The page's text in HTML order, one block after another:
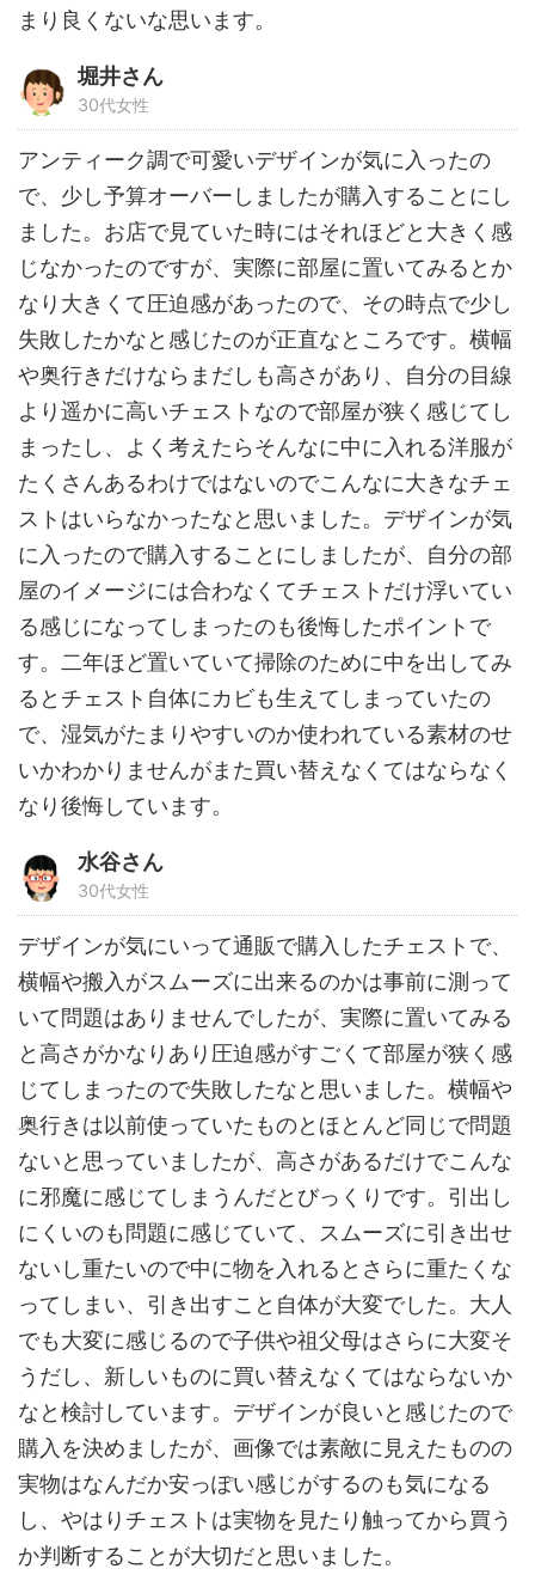
まり良くないな思います。
堀井さん
30代女性
アンティーク調で可愛いデザインが気に入ったの
で、少し予算オーバーしましたが購入することにし
ました。お店で見ていた時にはそれほどと大きく感
じなかったのですが、実際に部屋に置いてみるとか
なり大きくて圧迫感があったので、その時点で少し
失敗したかなと感じたのが正直なところです。横幅
や奥行きだけならまだしも高さがあり、自分の目線
より遥かに高いチェストなので部屋が狭く感じてし
まったし、よく考えたらそんなに中に入れる洋服が
たくさんあるわけではないのでこんなに大きなチェ
ストはいらなかったなと思いました。デザインが気
に入ったので購入することにしましたが、自分の部
屋のイメージには合わなくてチェストだけ浮いてい
る感じになってしまったのも後悔したポイントで
す。二年ほど置いていて掃除のために中を出してみ
るとチェスト自体にカビも生えてしまっていたの
で、湿気がたまりやすいのか使われている素材のせ
いかわかりませんがまた買い替えなくてはならなく
なり後悔しています。
水谷さん
30代女性
デザインが気にいって通販で購入したチェストで、
横幅や搬入がスムーズに出来るのかは事前に測って
いて問題はありませんでしたが、実際に置いてみる
と高さがかなりあり圧迫感がすごくて部屋が狭く感
じてしまったので失敗したなと思いました。横幅や
奥行きは以前使っていたものとほとんど同じで問題
ないと思っていましたが、高さがあるだけでこんな
に邪魔に感じてしまうんだとびっくりです。引出し
にくいのも問題に感じていて、スムーズに引き出せ
ないし重たいので中に物を入れるとさらに重たくな
ってしまい、引き出すこと自体が大変でした。大人
でも大変に感じるので子供や祖父母はさらに大変そ
うだし、新しいものに買い替えなくてはならないか
なと検討しています。デザインが良いと感じたので
購入を決めましたが、画像では素敵に見えたものの
実物はなんだか安っぽい感じがするのも気になる
し、やはりチェストは実物を見たり触ってから買う
か判断することが大切だと思いました。